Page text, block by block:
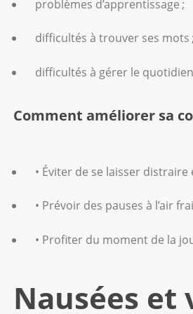
Comment y remédier ?
Faites les choses qui vous
Mangez ce que vous
Essayez de garder une
Vous trouverez de plus
internet « La fatigue».
problèmes d’apprentissage ;
difficultés à trouver ses mots ;
difficultés à gérer le
Comment améliorer sa
• Éviter de se laisser
• Prévoir des pauses à l’air
• Profiter du moment de la
Nausées et